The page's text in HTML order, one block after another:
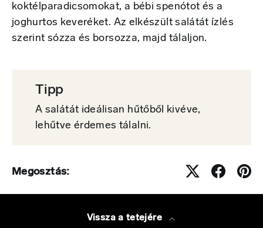
koktélparadicsomokat, a bébi spenótot és a
joghurtos keveréket. Az elkészült salátát ízlés
szerint sózza és borsozza, majd tálaljon.
Tipp
A salátát ideálisan hűtőből kivéve,
lehűtve érdemes tálalni.
Megosztás:
Vissza a tetejére